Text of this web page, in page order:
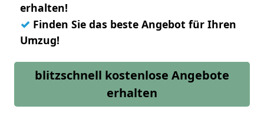
erhalten!
✓ Finden Sie das beste Angebot für Ihren
Umzug!
blitzschnell kostenlose Angebote
erhalten